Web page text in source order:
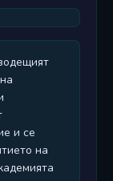
и се
на